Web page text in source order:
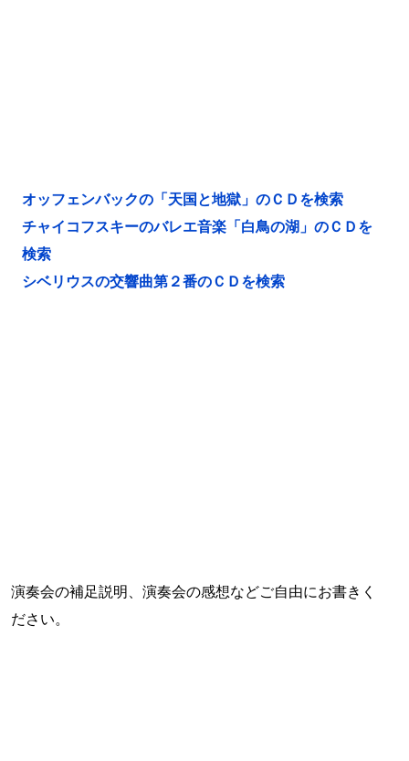
オッフェンバックの「天国と地獄」のＣＤを検索
チャイコフスキーのバレエ音楽「白鳥の湖」のＣＤを
検索
シベリウスの交響曲第２番のＣＤを検索
演奏会の補足説明、演奏会の感想などご自由にお書きく
ださい。